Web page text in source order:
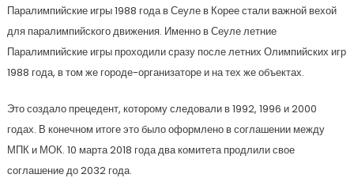
Паралимпийские игры 1988 года в Сеуле в Корее стали важной вехой
для паралимпийского движения. Именно в Сеуле летние
Паралимпийские игры проходили сразу после летних Олимпийских игр
1988 года, в том же городе-организаторе и на тех же объектах.
Это создало прецедент, которому следовали в 1992, 1996 и 2000
годах. В конечном итоге это было оформлено в соглашении между
МПК и МОК. 10 марта 2018 года два комитета продлили свое
соглашение до 2032 года.